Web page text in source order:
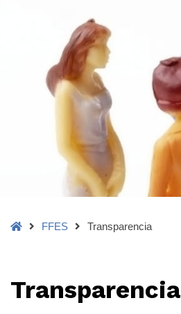
HomeFFES Transparencia
Transparencia